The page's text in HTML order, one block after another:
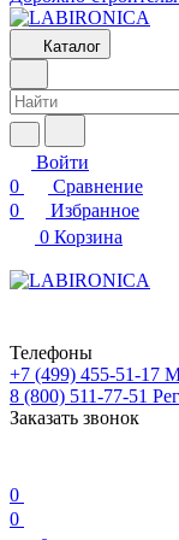
Каталог
Войти
0
Сравнение
0
Избранное
0 Корзина
Телефоны
+7 (499) 455-51-17
8 (800) 511-77-51
Заказать звонок
0
0